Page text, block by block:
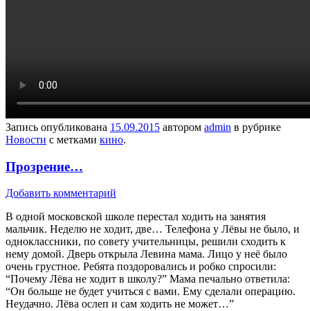
Запись опубликована 15.09.2015 автором admin в рубрике
Новости с метками кино.
Прозрение…
Добавить комментарий
В одной московской школе перестал ходить на занятия
мальчик. Неделю не ходит, две… Телефона у Лёвы не было, и
одноклассники, по совету учительницы, решили сходить к
нему домой. Дверь открыла Левина мама. Лицо у неё было
очень грустное. Ребята поздоровались и робко спросили:
“Почему Лёва не ходит в школу?” Мама печально ответила:
“Он больше не будет учиться с вами. Ему сделали операцию.
Неудачно. Лёва ослеп и сам ходить не может…”